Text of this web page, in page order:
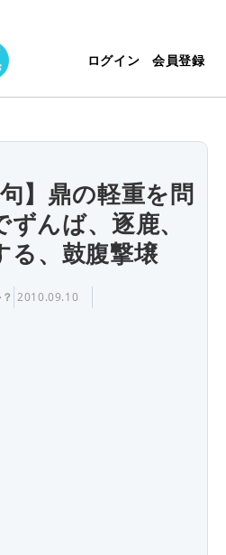
ログイン 会員登録
】鼎の軽重を問
んば、逐鹿、
る、鼓腹撃壌
2010.09.10